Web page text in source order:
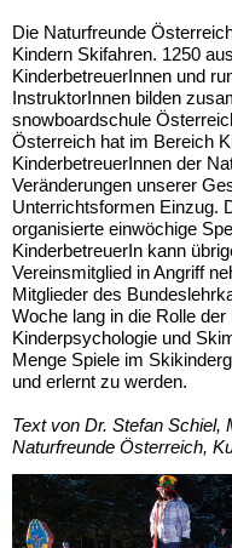
Die Naturfreunde
Kindern Skifahren. 1250
KinderbetreuerInnen und
InstruktorInnen bilden
snowboardschule
Österreich hat im Bereich
KinderbetreuerInnen der
Veränderungen unserer
Unterrichtsformen Einzug.
organisierte einwöchige
KinderbetreuerIn kann
Vereinsmitglied in Angriff
Mitglieder des
Woche lang in die Rolle
Kinderpsychologie und
Menge Spiele im
und erlernt zu werden.
Text von Dr. Stefan Schiel,
Naturfreunde Österreich,